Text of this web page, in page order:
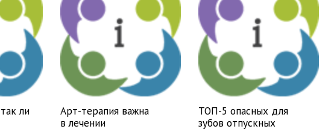
ли
Арт-терапия важна
в лечении
ТОП-5 опасных для
зубов отпускных